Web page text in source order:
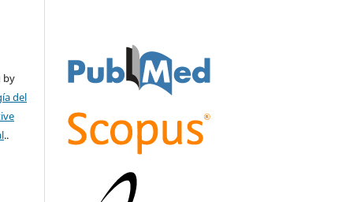
by
del
..